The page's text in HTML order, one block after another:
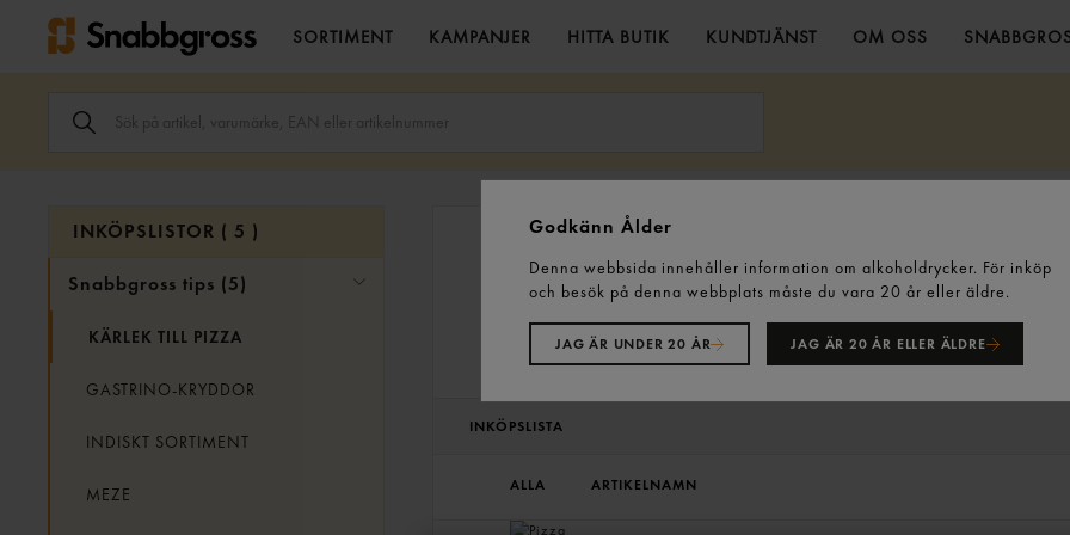
SORTIMENT KAMPANJER HITTA BUTIK KUNDTJÄNST OM OSS
ARTIKEL,
FÄLTET.
INKÖPSLISTOR ( 5 )
snabbgross tips (5)
KÄRLEK TILL PIZZA
GASTRINO-KRYDDOR
INDISKT SORTIMENT
MEZE
Kärlek till
Få mer för mindre i pizzaköket! Utforska våra
produkter som hjälper dig att skapa både
INKÖPSLISTA
ALLA ARTIKELNAMN
Godkänn Ålder
Denna webbsida innehåller information om alkoholdrycker. För inköp
och besök på denna webbplats måste du vara 20 år eller äldre.
JAG ÄR UNDER 20 ÅR JAG ÄR 20 ÅR ELLER ÄLDRE